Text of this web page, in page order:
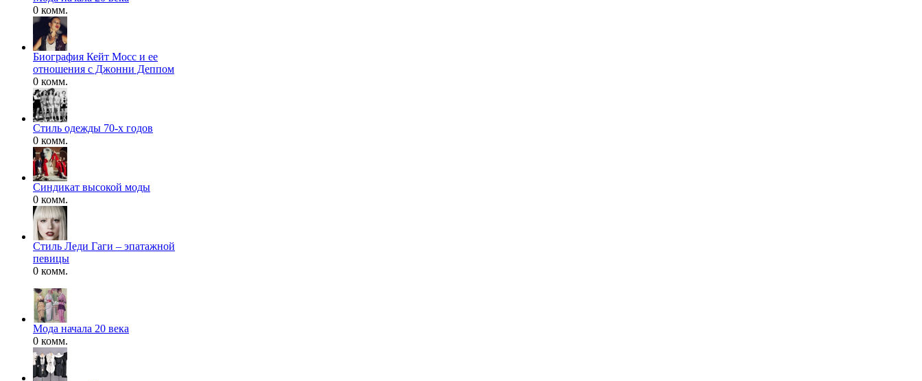
0 комм.
Биография Кейт Мосс и ее
отношения с Джонни Деппом
0 комм.
Стиль одежды 70-х годов
0 комм.
Синдикат высокой моды
0 комм.
Стиль Леди Гаги – эпатажной
певицы
0 комм.
Мода начала 20 века
0 комм.